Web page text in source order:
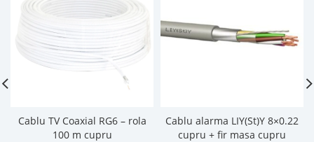
Cablu TV Coaxial RG6 – rola
100 m cupru
Cablu alarma LIY(St)Y 8×0.22
cupru + fir masa cupru